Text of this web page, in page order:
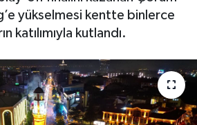
yükselmesi kentte binlerce
katılımıyla kutlandı.